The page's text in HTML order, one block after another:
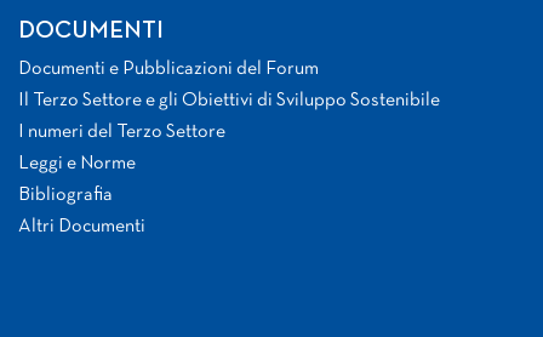
DOCUMENTI
Documenti e Pubblicazioni del Forum
Il Terzo Settore e gli Obiettivi di Sviluppo Sostenibile
I numeri del Terzo Settore
Leggi e Norme
Bibliografia
Altri Documenti